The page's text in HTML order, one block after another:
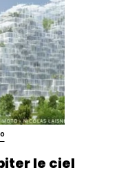
le ciel